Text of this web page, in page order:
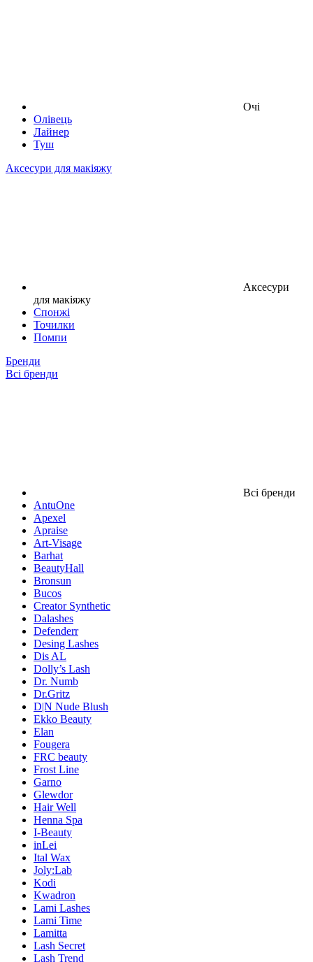
Очі
Олівець
Лайнер
Туш
Аксесури для макіяжу
Аксесури
для макіяжу
Спонжі
Точилки
Помпи
Бренди
Всі бренди
Всі бренди
AntuOne
Apexel
Apraise
Art-Visage
Barhat
BeautyHall
Bronsun
Bucos
Creator Synthetic
Dalashes
Defenderr
Desing Lashes
Dis AL
Dolly’s Lash
Dr. Numb
Dr.Gritz
D|N Nude Blush
Ekko Beauty
Elan
Fougera
FRC beauty
Frost Line
Garno
Glewdor
Hair Well
Henna Spa
I-Beauty
inLei
Ital Wax
Joly:Lab
Kodi
Kwadron
Lami Lashes
Lami Time
Lamitta
Lash Secret
Lash Trend